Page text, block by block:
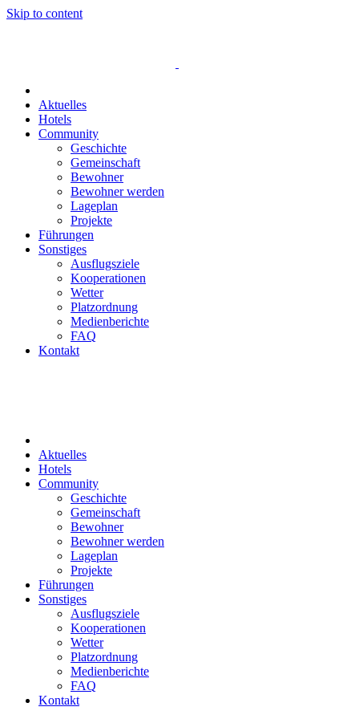
Skip to content
Aktuelles
Hotels
Community
Geschichte
Gemeinschaft
Bewohner
Bewohner werden
Lageplan
Projekte
Führungen
Sonstiges
Ausflugsziele
Kooperationen
Wetter
Platzordnung
Medienberichte
FAQ
Kontakt
Aktuelles
Hotels
Community
Geschichte
Gemeinschaft
Bewohner
Bewohner werden
Lageplan
Projekte
Führungen
Sonstiges
Ausflugsziele
Kooperationen
Wetter
Platzordnung
Medienberichte
FAQ
Kontakt